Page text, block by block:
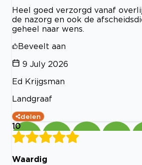
Heel goed verzorgd vanaf
de nazorg en ook de
geheel naar wens.
Beveelt aan
9 July 2026
Ed Krijgsman
Landgraaf
delen
10
Waardig